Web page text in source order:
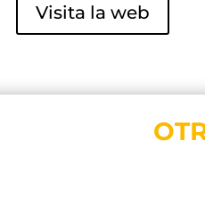
Visita la web